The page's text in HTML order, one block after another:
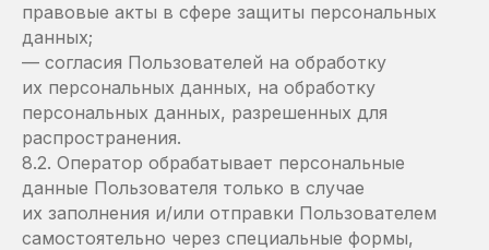
правовые акты в сфере защиты персональных
данных;
— согласия Пользователей на обработку
их персональных данных, на обработку
персональных данных, разрешенных для
распространения.
8.2. Оператор обрабатывает персональные
данные Пользователя только в случае
их заполнения и/или отправки Пользователем
самостоятельно через специальные формы,